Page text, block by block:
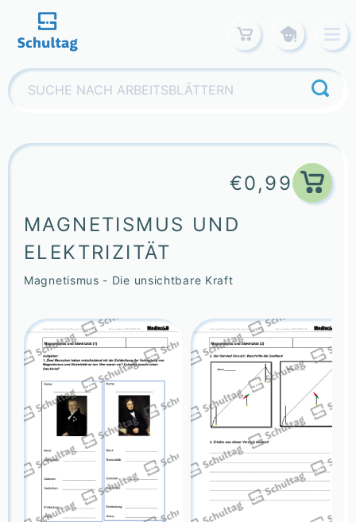
content
Suchen
nach:
€0,99
MAGNETISMUS UND
ELEKTRIZITÄT
Magnetismus - Die unsichtbare Kraft